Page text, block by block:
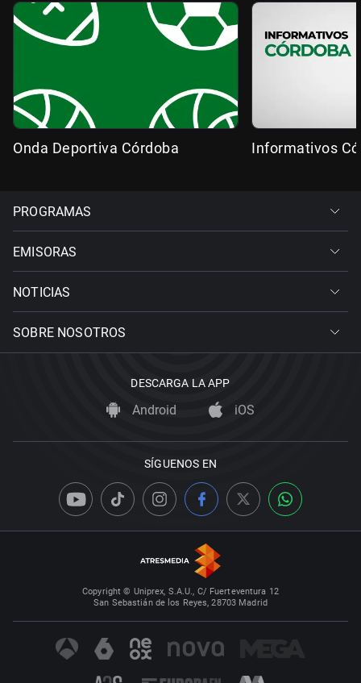
Onda Deportiva Córdoba Informativos
PROGRAMAS
EMISORAS
NOTICIAS
SOBRE NOSOTROS
DESCARGA LA APP
Android iOS
SÍGUENOS EN
Copyright © Uniprex, S.A.U., C/ Fuerteventura 12
San Sebastián de los Reyes, 28703 Madrid